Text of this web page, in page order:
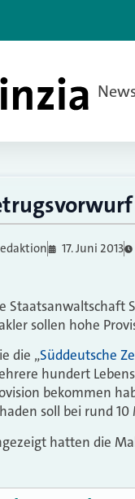
17. Juni 2013
Staatsanwaltschaft
sollen hohe
die „Süddeutsche
hundert
bekommen
soll bei rund
hatten die